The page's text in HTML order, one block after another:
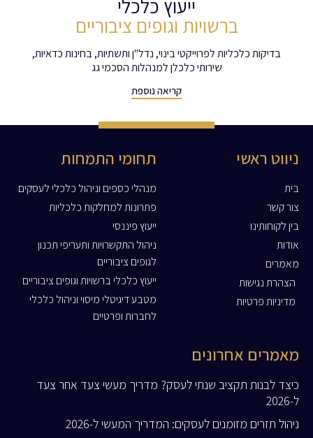
ייעוץ כלכלי
ברשויות וגופים ציבוריים
בדיקות כלכליות לפרוייקטי בינוי, נדל"ן ותשתיות, בחינות כדאיות,
שירותי כלכלן למנהלות הסכמי גג
קריאה נוספת
ניווט ראשי
בית
צור קשר
בין לקוחותינו
אודות
מאמרים
הצהרת נגישות
מדיניות פרטיות
תחומי התמחות
מנהלי כספים וניהול כלכלי לעסקים
פתרונות למחלקות כלכליות
ייעוץ פיננסי
ניהול התקשרויות ותעריפי תכנון
לגופים ציבוריים
ייעוץ כלכלי ברשויות וגופים ציבוריים
מטבע דיגיטלי מיסוי וניהול כלכלי
לחברות ופרטיים
מאמרים אחרונים
כיצד לבנות תקציב שנתי לעסק? מדריך מעשי צעד אחר צעד
ל-2026
ניהול תזרים מזומנים לעסקים: המדריך המעשי ל-2026